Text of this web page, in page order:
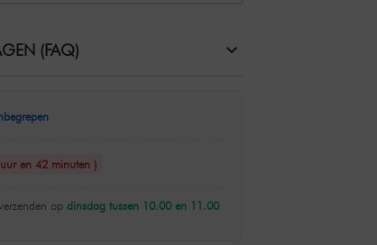
(FAQ)
en 42 minuten )
op dinsdag tussen 10.00 en 11.00